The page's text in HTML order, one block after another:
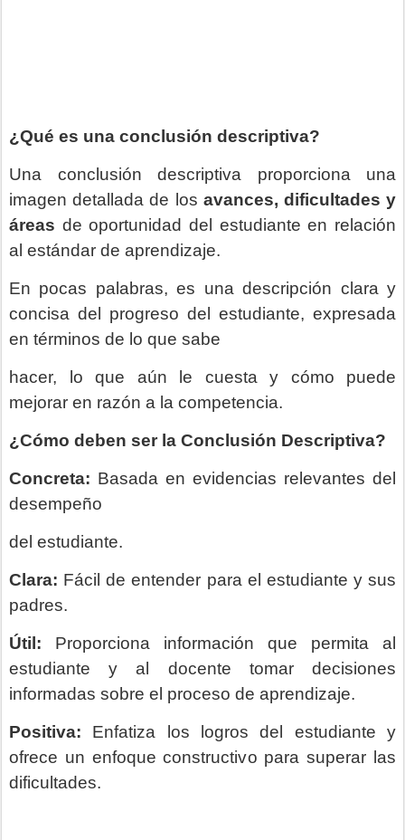
¿Qué es una conclusión descriptiva?
Una conclusión descriptiva proporciona una
imagen detallada de los avances, dificultades y
áreas de oportunidad del estudiante en relación
al estándar de aprendizaje.
En pocas palabras, es una descripción clara y
concisa del progreso del estudiante, expresada
en términos de lo que sabe
hacer, lo que aún le cuesta y cómo puede
mejorar en razón a la competencia.
¿Cómo deben ser la Conclusión Descriptiva?
Concreta: Basada en evidencias relevantes del
desempeño
del estudiante.
Clara: Fácil de entender para el estudiante y sus
padres.
Útil: Proporciona información que permita al
estudiante y al docente tomar decisiones
informadas sobre el proceso de aprendizaje.
Positiva: Enfatiza los logros del estudiante y
ofrece un enfoque constructivo para superar las
dificultades.